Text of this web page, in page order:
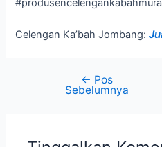
Celengan Ka’bah Jombang:
← Pos
Sebelumnya